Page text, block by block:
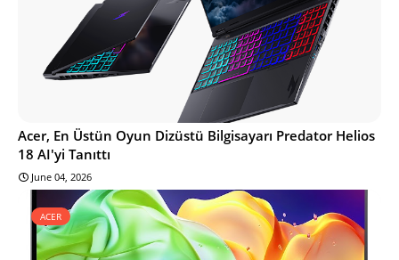
Acer, En Üstün Oyun Dizüstü Bilgisayarı Predator Helios
18 AI'yi Tanıttı
June 04, 2026
ACER